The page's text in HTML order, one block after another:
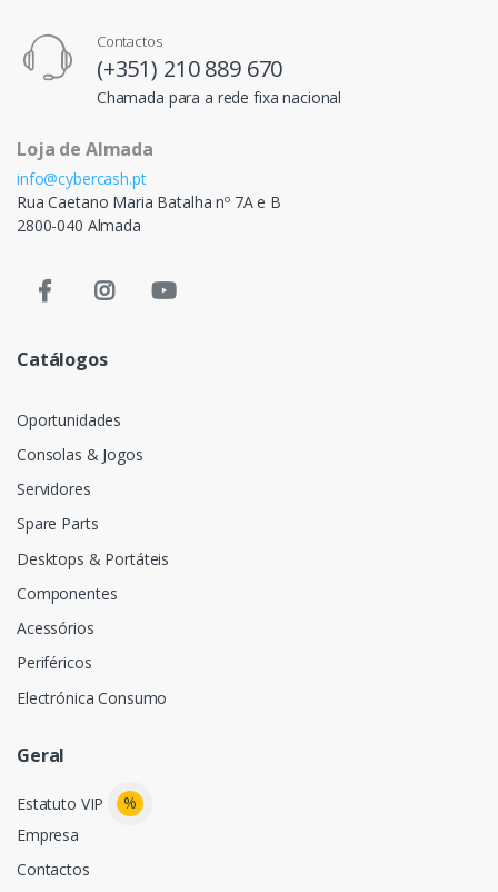
Contactos
(+351) 210 889 670
Chamada para a rede fixa nacional
Loja de Almada
info@cybercash.pt
Rua Caetano Maria Batalha nº 7A e B
2800-040 Almada
Catálogos
Oportunidades
Consolas & Jogos
Servidores
Spare Parts
Desktops & Portáteis
Componentes
Acessórios
Periféricos
Electrónica Consumo
Geral
Estatuto VIP
%
Empresa
Contactos